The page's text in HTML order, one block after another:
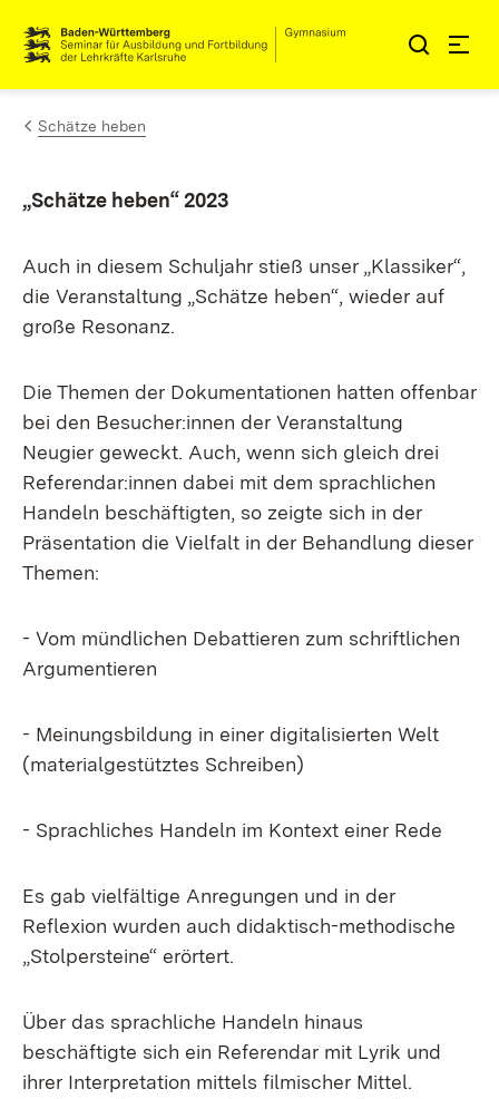
Zum Inhalt springen
Link zur Startseite
Schätze heben
„Schätze heben“ 2023
Auch in diesem Schuljahr stieß unser „Klassiker“,
die Veranstaltung „Schätze heben“, wieder auf
große Resonanz.
Die Themen der Dokumentationen hatten offenbar
bei den Besucher:innen der Veranstaltung
Neugier geweckt. Auch, wenn sich gleich drei
Referendar:innen dabei mit dem sprachlichen
Handeln beschäftigten, so zeigte sich in der
Präsentation die Vielfalt in der Behandlung dieser
Themen:
- Vom mündlichen Debattieren zum schriftlichen
Argumentieren
- Meinungsbildung in einer digitalisierten Welt
(materialgestütztes Schreiben)
- Sprachliches Handeln im Kontext einer Rede
Es gab vielfältige Anregungen und in der
Reflexion wurden auch didaktisch-methodische
„Stolpersteine“ erörtert.
Über das sprachliche Handeln hinaus
beschäftigte sich ein Referendar mit Lyrik und
ihrer Interpretation mittels filmischer Mittel.